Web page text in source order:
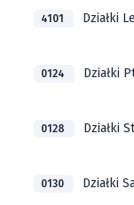
4101 Działki
0124 Działki
0128 Działki
0130 Działki